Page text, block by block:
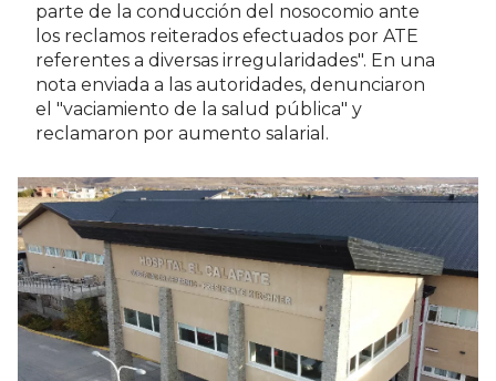
parte de la conducción del nosocomio ante
los reclamos reiterados efectuados por ATE
referentes a diversas irregularidades". En una
nota enviada a las autoridades, denunciaron
el "vaciamiento de la salud pública" y
reclamaron por aumento salarial.